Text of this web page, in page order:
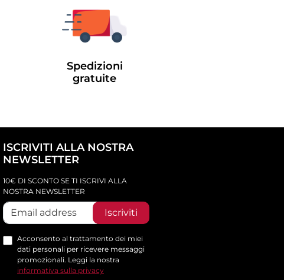
Spedizioni
gratuite
ISCRIVITI ALLA NOSTRA
NEWSLETTER
10€ DI SCONTO SE TI ISCRIVI ALLA
NOSTRA NEWSLETTER
Iscriviti
Acconsento al trattamento dei miei
dati personali per ricevere messaggi
promozionali. Leggi la nostra
informativa sulla privacy